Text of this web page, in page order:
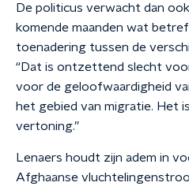
De politicus verwacht dan
komende maanden wat
toenadering tussen de
“Dat is ontzettend slecht
voor de geloofwaardigheid
het gebied van migratie. Het
vertoning.”
Lenaers houdt zijn adem in
Afghaanse